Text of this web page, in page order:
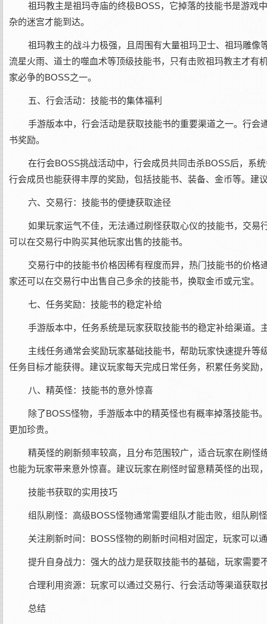
祖玛教主是祖玛寺庙的终极BOSS，它掉落的技能书是游戏
杂的迷宫才能到达。
祖玛教主的战斗力极强，且周围有大量祖玛卫士、祖玛雕
流星火雨、道士的噬血术等顶级技能书，只有击败祖玛教主才有
家必争的BOSS之一。
五、行会活动：技能书的集体福利
手游版本中，行会活动是获取技能书的重要渠道之一。行
书奖励。
在行会BOSS挑战活动中，行会成员共同击杀BOSS后，系
行会成员也能获得丰厚的奖励，包括技能书、装备、金币等。建
六、交易行：技能书的便捷获取途径
如果玩家运气不佳，无法通过刷怪获取心仪的技能书，交
可以在交易行中购买其他玩家出售的技能书。
交易行中的技能书价格因稀有程度而异，热门技能书的价
家还可以在交易行中出售自己多余的技能书，换取金币或元宝。
七、任务奖励：技能书的稳定补给
手游版本中，任务系统是玩家获取技能书的稳定补给渠道
主线任务通常会奖励玩家基础技能书，帮助玩家快速提升
任务目标才能获得。建议玩家每天完成日常任务，积累任务奖励
八、精英怪：技能书的意外惊喜
除了BOSS怪物，手游版本中的精英怪也有概率掉落技能书
更加珍贵。
精英怪的刷新频率较高，且分布范围较广，适合玩家在刷
也能为玩家带来意外惊喜。建议玩家在刷怪时留意精英怪的出现
技能书获取的实用技巧
组队刷怪：高级BOSS怪物通常需要组队才能击败，组队刷
关注刷新时间：BOSS怪物的刷新时间相对固定，玩家可以
提升自身战力：强大的战力是获取技能书的基础，玩家需
合理利用资源：玩家可以通过交易行、行会活动等渠道获取
总结